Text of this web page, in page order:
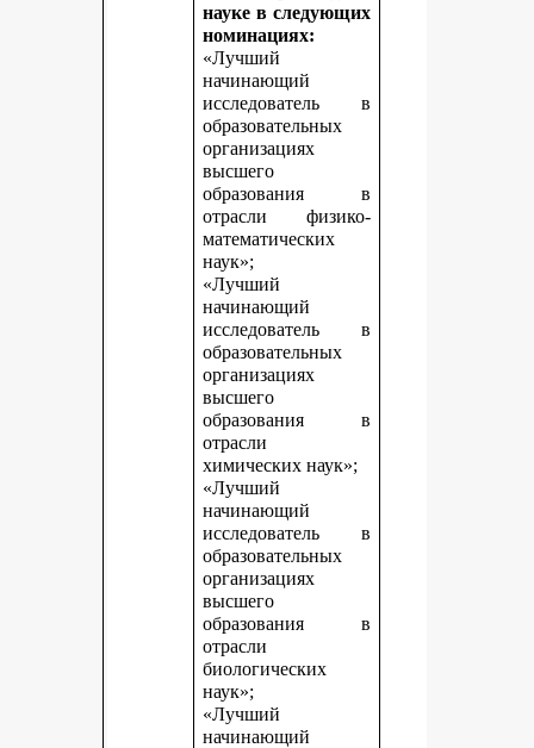
наукев следующих
номинациях:
«Лучший
начинающий
исследователь в
образовательных
организациях
высшего
образования в
отрасли физико-
математических
наук»;
«Лучший
начинающий
исследователь в
образовательных
организациях
высшего
образования в
отрасли
химических наук»;
«Лучший
начинающий
исследователь в
образовательных
организациях
высшего
образования в
отрасли
биологических
наук»;
«Лучший
начинающий